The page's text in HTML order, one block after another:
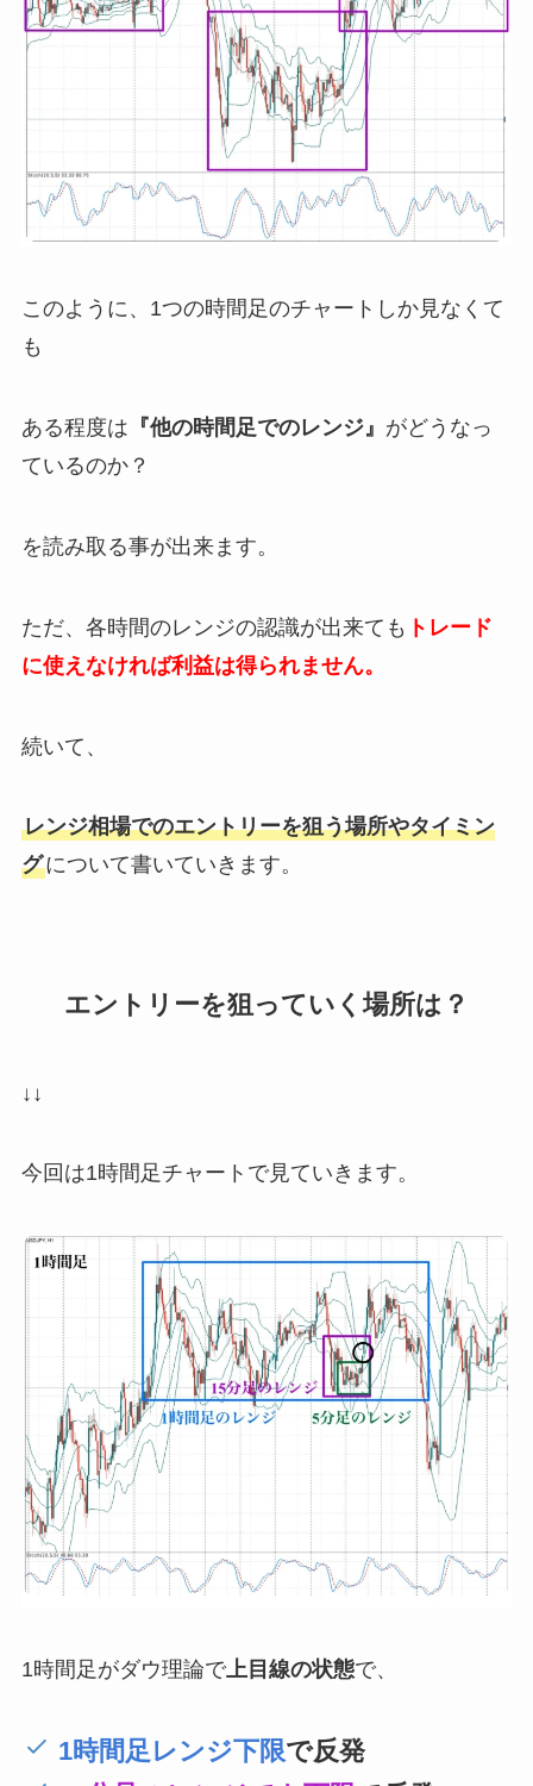
このように、1つの時間足のチャートしか見なくて
も
ある程度は 『他の時間足でのレンジ』 がどうなっ
ているのか？
を読み取る事が出来ます。
ただ、各時間のレンジの認識が出来ても トレード
に使えなければ利益は得られません。
続いて、
レンジ相場でのエントリーを狙う場所やタイミン
グについて書いていきます。
エントリーを狙っていく場所は？
↓↓
今回は1時間足チャートで見ていきます。
1時間足がダウ理論で上目線の状態で、
1時間足レンジ下限で反発